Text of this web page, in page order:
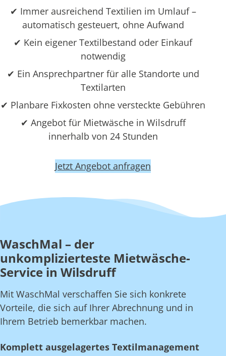
✔ Immer ausreichend Textilien im Umlauf –
automatisch gesteuert, ohne Aufwand
✔ Kein eigener Textilbestand oder Einkauf
notwendig
✔ Ein Ansprechpartner für alle Standorte und
Textilarten
✔ Planbare Fixkosten ohne versteckte Gebühren
✔ Angebot für Mietwäsche in Wilsdruff
innerhalb von 24 Stunden
Jetzt Angebot anfragen
WaschMal – der
unkomplizierteste Mietwäsche-
Service in Wilsdruff
Mit WaschMal verschaffen Sie sich konkrete
Vorteile, die sich auf Ihrer Abrechnung und in
Ihrem Betrieb bemerkbar machen.
Komplett ausgelagertes Textilmanagement